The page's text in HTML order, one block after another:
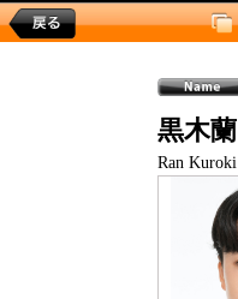
黒木蘭
Ran Kuroki